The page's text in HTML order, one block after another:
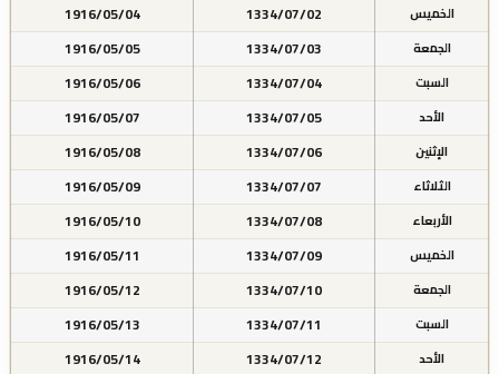
الخميس 1334/07/02
1916/05/04
الجمعة 1334/07/03
1916/05/05
السبت 1334/07/04
1916/05/06
الأحد 1334/07/05
1916/05/07
الإثنين 1334/07/06
1916/05/08
الثلاثاء 1334/07/07
1916/05/09
الأربعاء 1334/07/08
1916/05/10
الخميس 1334/07/09
1916/05/11
الجمعة 1334/07/10
1916/05/12
السبت 1334/07/11
1916/05/13
الأحد 1334/07/12
1916/05/14